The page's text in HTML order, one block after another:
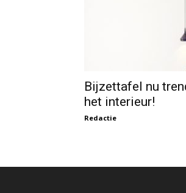
Bijzettafel nu
het interieur!
Redactie